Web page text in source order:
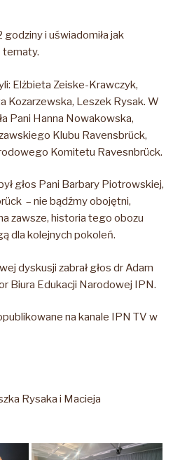
godziny i uświadomiła jak
tematy.
Elżbieta Zeiske-Krawczyk,
Kozarzewska, Leszek Rysak. W
Pani Hanna Nowakowska,
Klubu Ravensbrück,
Komitetu Ravesnbrück.
głos Pani Barbary Piotrowskiej,
– nie bądźmy obojętni,
zawsze, historia tego obozu
dla kolejnych pokoleń.
dyskusji zabrał głos dr Adam
Biura Edukacji Narodowej IPN.
na kanale IPN TV w
Rysaka i Macieja